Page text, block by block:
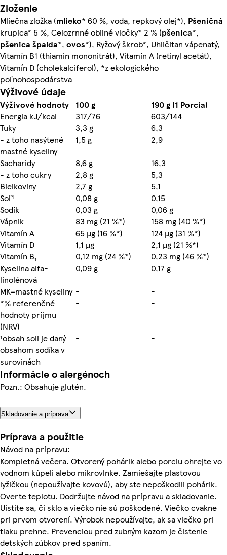
Zloženie
Mliečna zložka (mlieko* 60 %, voda, repkový olej*), Pšeničná
krupica* 5 %, Celozrnné obilné vločky* 2 % (pšenica*,
pšenica špalda*, ovos*), Ryžový škrob*, Uhličitan vápenatý,
Vitamín B1 (thiamin mononitrát), Vitamín A (retinyl acetát),
Vitamín D (cholekalciferol), *z ekologického
poľnohospodárstva
Výživové údaje
Výživové hodnoty 100 g
190 g (1 Porcia)
Energia kJ/kcal
317/76
603/144
Tuky
3,3 g
6,3
- z toho nasýtené
mastné kyseliny
1,5 g
2,9
Sacharidy
8,6 g
16,3
- z toho cukry
2,8 g
5,3
Bielkoviny
2,7 g
5,1
Soľ¹
0,08 g
0,15
Sodík
0,03 g
0,06 g
Vápnik
83 mg (21 %*)
158 mg (40 %*)
Vitamín A
65 µg (16 %*)
124 µg (31 %*)
Vitamín D
1,1 µg
2,1 µg (21 %*)
Vitamín B₁
0,12 mg (24 %*)
0,23 mg (46 %*)
Kyselina alfa-
linolénová
0,09 g
0,17 g
MK=mastné kyseliny -
-
*% referenčné
hodnoty príjmu
(NRV)
- -
¹obsah soli je daný
obsahom sodíka v
surovinách
- -
Informácie o alergénoch
Pozn.: Obsahuje glutén.
Skladovanie a príprava
Príprava a použitie
Návod na prípravu:
Kompletná večera. Otvorený pohárik alebo porciu ohrejte vo
vodnom kúpeli alebo mikrovlnke. Zamiešajte plastovou
lyžičkou (nepoužívajte kovovú), aby ste nepoškodili pohárik.
Overte teplotu. Dodržujte návod na prípravu a skladovanie.
Uistite sa, či sklo a viečko nie sú poškodené. Viečko cvakne
pri prvom otvorení. Výrobok nepoužívajte, ak sa viečko pri
tlaku prehne. Prevenciou pred zubným kazom je čistenie
detských zúbkov pred spaním.